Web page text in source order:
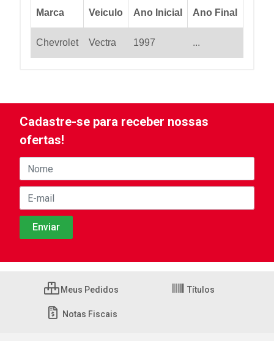
Marca Veiculo Ano Inicial Ano Final
Chevrolet Vectra 1997 ...
Cadastre-se para receber nossas
ofertas!
Meus Pedidos Títulos
Notas Fiscais